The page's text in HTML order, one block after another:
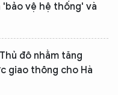
vệ hệ thống' và
đô nhằm tăng
giao thông cho Hà